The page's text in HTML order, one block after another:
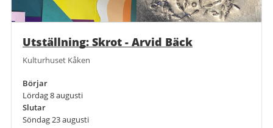
Utställning: Skrot - Arvid Bäck
Kulturhuset Kåken
Börjar
Lördag 8 augusti
Slutar
Söndag 23 augusti